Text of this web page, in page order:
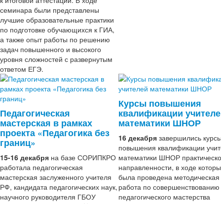
семинара были представлены
лучшие образовательные практики
по подготовке обучающихся к ГИА,
а также опыт работы по решению
задач повышенного и высокого
уровня сложностей с развернутым
ответом ЕГЭ.
Педагогическая
мастерская в рамках
проекта «Педагогика без
границ»
15-16 декабря на базе СОРИПКРО
работала педагогическая
мастерская заслуженного учителя
РФ, кандидата педагогических наук,
научного руководителя ГБОУ
Курсы повышения
квалификации
математики ШНОР
16 декабря завершились
повышения квалификации
математики ШНОР
направленности, в ходе
была проведена методическая
работа по совершенствованию
педагогического мастерства